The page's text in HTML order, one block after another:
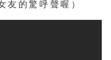
的驚呼聲喔）